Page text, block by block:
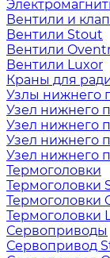
Вентили и
Вентили Stout
Вентили
Вентили Luxor
Краны для
Узлы нижнего
Узел нижнего
Узел нижнего
Узел нижнего
Узел нижнего
Термоголовки
Термоголовки
Термоголовки
Термоголовки
Сервоприводы
Сервопривод